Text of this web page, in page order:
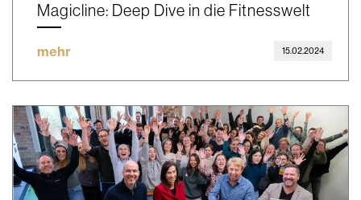
Magicline: Deep Dive in die Fitnesswelt
mehr 15.02.2024